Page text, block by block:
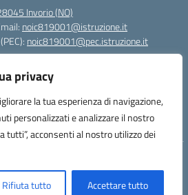
privacy
la tua esperienza di navigazione,
personalizzati e analizzare il nostro
tutti”, acconsenti al nostro utilizzo dei
Rifiuta tutto Accettare tutto
Invorio (NO)
noic819001@istruzione.it
noic819001@pec.istruzione.it
Amministrazioni (IPA): istsc_noic819001
UFZ9M3